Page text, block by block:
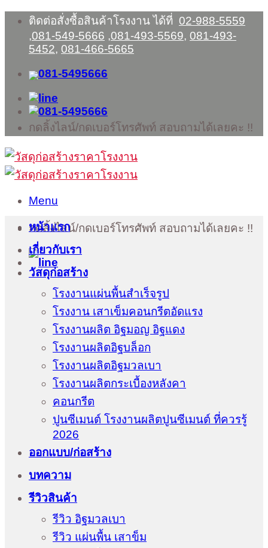
Skip
content
ติดต่อสั่งซื้อสินค้าโรงงาน ได้ที่ 02-988-5559
,081-549-5666 ,081-493-5569, 081-493-
5452, 081-466-5665
กดลิ้งไลน์/กดเบอร์โทรศัพท์ สอบถามได้เลยคะ !!
Menu
กดลิ้งไลน์/กดเบอร์โทรศัพท์ สอบถามได้เลยคะ !!
หน้าแรก
เกี่ยวกับเรา
วัสดุก่อสร้าง
โรงงานแผ่นพื้นสำเร็จรูป
โรงงาน เสาเข็มคอนกรีตอัดแรง
โรงงานผลิต อิฐมอญ อิฐแดง
โรงงานผลิตอิฐบล็อก
โรงงานผลิตอิฐมวลเบา
โรงงานผลิตกระเบื้องหลังคา
คอนกรีต
ปูนซีเมนต์ โรงงานผลิตปูนซีเมนต์ ที่ควรรู้
2026
ออกแบบ/ก่อสร้าง
บทความ
รีวิวสินค้า
รีวิว อิฐมวลเบา
รีวิว แผ่นพื้น เสาข็ม